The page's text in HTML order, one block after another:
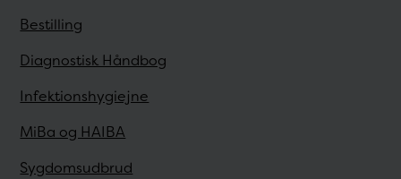
Bestilling
Diagnostisk Håndbog
Infektionshygiejne
MiBa og HAIBA
Sygdomsudbrud